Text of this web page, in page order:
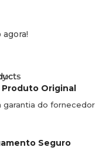
Produto Original
garantia do fornecedor
Seguro